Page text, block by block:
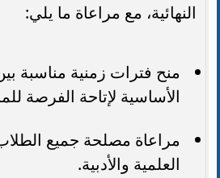
النهائية، مع مراعاة ما يلي:
منح فترات زمنية مناسبة
الأساسية لإتاحة الفرصة
مراعاة مصلحة جميع
العلمية والأدبية.